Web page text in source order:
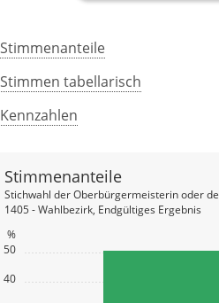
Stimmenanteile
Stimmen tabellarisch
Kennzahlen
40
50
%
Stimmenanteile
Stichwahl der Oberbürgermeisterin oder
1405 - Wahlbezirk, Endgültiges Ergebnis